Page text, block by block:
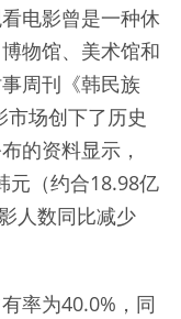
电影曾是一种休
物馆、美术馆和
周刊《韩民族
场创下了历史
的资料显示，
元（约合18.98亿
人数同比减少
率为40.0%，同